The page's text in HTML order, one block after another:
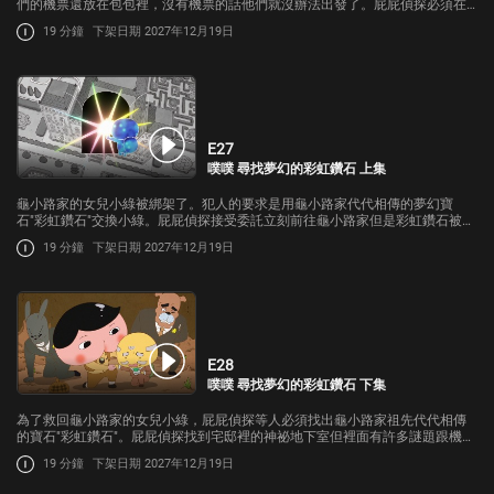
們的機票還放在包包裡，沒有機票的話他們就沒辦法出發了。屁屁偵探必須在
飛機起飛前用包包裡的物品當線索找出原本的主人並換回太郎他們的包包…
19 分鐘 下架日期 2027年12月19日
E27
噗噗 尋找夢幻的彩虹鑽石 上集
龜小路家的女兒小綠被綁架了。犯人的要求是用龜小路家代代相傳的夢幻寶
石"彩虹鑽石"交換小綠。屁屁偵探接受委託立刻前往龜小路家但是彩虹鑽石被祖
先們藏在宅邸的某處沒有任何人知道它的所在之處，唯一的線索是一個卷軸…
19 分鐘 下架日期 2027年12月19日
E28
噗噗 尋找夢幻的彩虹鑽石 下集
為了救回龜小路家的女兒小綠，屁屁偵探等人必須找出龜小路家祖先代代相傳
的寶石"彩虹鑽石"。屁屁偵探找到宅邸裡的神祕地下室但裡面有許多謎題跟機
關，究竟屁屁偵探能不能成功找到彩虹鑽石呢?而綁架小綠的犯人又是誰呢?
19 分鐘 下架日期 2027年12月19日